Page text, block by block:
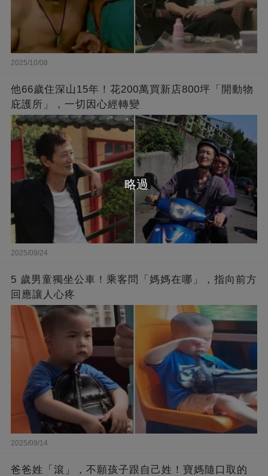
2025/10/08
他66歲住深山15年！花200萬買新店800坪「開動物
庇護所」，一切因心經轉變
2025/09/24
5 歲男童獨坐公車！乘客問「媽媽在哪」，指向前方
回應讓人心疼
2025/09/14
爸爸姓「滾」，不願孩子跟自己姓！寶媽隨口取的
略過